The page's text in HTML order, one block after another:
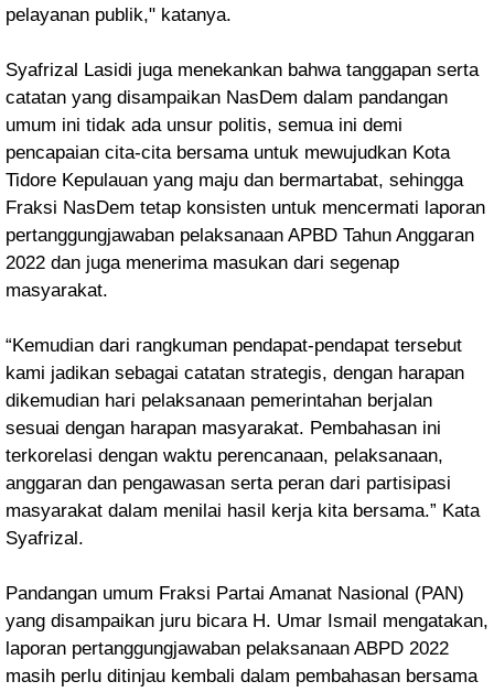
pelayanan publik," katanya.
Syafrizal Lasidi juga menekankan bahwa tanggapan serta
catatan yang disampaikan NasDem dalam pandangan
umum ini tidak ada unsur politis, semua ini demi
pencapaian cita-cita bersama untuk mewujudkan Kota
Tidore Kepulauan yang maju dan bermartabat, sehingga
Fraksi NasDem tetap konsisten untuk mencermati laporan
pertanggungjawaban pelaksanaan APBD Tahun Anggaran
2022 dan juga menerima masukan dari segenap
masyarakat.
“Kemudian dari rangkuman pendapat-pendapat tersebut
kami jadikan sebagai catatan strategis, dengan harapan
dikemudian hari pelaksanaan pemerintahan berjalan
sesuai dengan harapan masyarakat. Pembahasan ini
terkorelasi dengan waktu perencanaan, pelaksanaan,
anggaran dan pengawasan serta peran dari partisipasi
masyarakat dalam menilai hasil kerja kita bersama.” Kata
Syafrizal.
Pandangan umum Fraksi Partai Amanat Nasional (PAN)
yang disampaikan juru bicara H. Umar Ismail mengatakan,
laporan pertanggungjawaban pelaksanaan ABPD 2022
masih perlu ditinjau kembali dalam pembahasan bersama